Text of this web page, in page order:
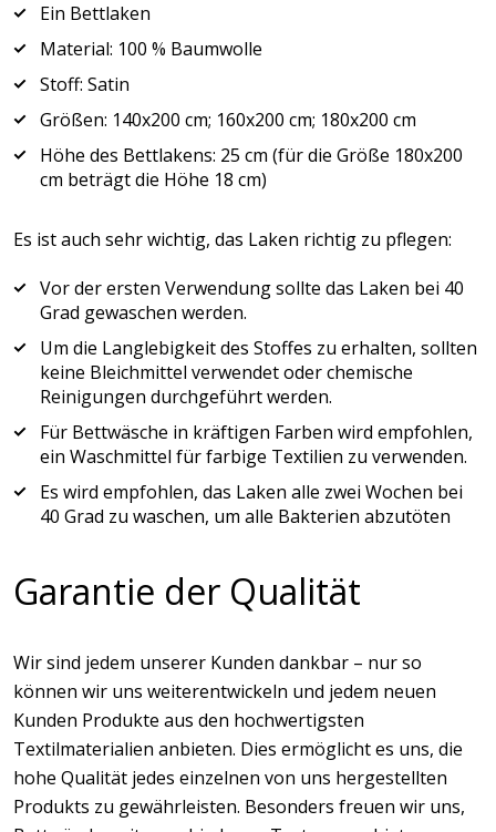
Ein Bettlaken
Material: 100 % Baumwolle
Stoff: Satin
Größen: 140x200 cm; 160x200 cm; 180x200 cm
Höhe des Bettlakens: 25 cm (für die Größe 180x200
cm beträgt die Höhe 18 cm)
Es ist auch sehr wichtig, das Laken richtig zu pflegen:
Vor der ersten Verwendung sollte das Laken bei 40
Grad gewaschen werden.
Um die Langlebigkeit des Stoffes zu erhalten, sollten
keine Bleichmittel verwendet oder chemische
Reinigungen durchgeführt werden.
Für Bettwäsche in kräftigen Farben wird empfohlen,
ein Waschmittel für farbige Textilien zu verwenden.
Es wird empfohlen, das Laken alle zwei Wochen bei
40 Grad zu waschen, um alle Bakterien abzutöten
Garantie der Qualität
Wir sind jedem unserer Kunden dankbar – nur so
können wir uns weiterentwickeln und jedem neuen
Kunden Produkte aus den hochwertigsten
Textilmaterialien anbieten. Dies ermöglicht es uns, die
hohe Qualität jedes einzelnen von uns hergestellten
Produkts zu gewährleisten. Besonders freuen wir uns,